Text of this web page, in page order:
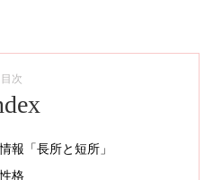
目次
報「長所と短所」
格